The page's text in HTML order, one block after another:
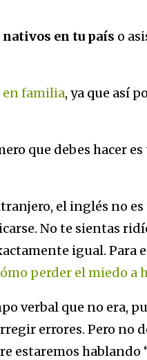
en tu país o
en familia, ya que así
que debes hacer
el inglés no
No te sientas
igual. Para
perder el miedo a
verbal que no era,
errores. Pero no
estaremos hablando